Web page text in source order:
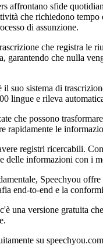
affrontano sfide
che richiedono
di assunzione.
che registra le
garantendo che nulla
suo sistema di
lingue e rileva
che possono
rapidamente le
registri ricercabili.
delle informazioni con i
Speechyou
end-to-end e la
una versione gratuita
su